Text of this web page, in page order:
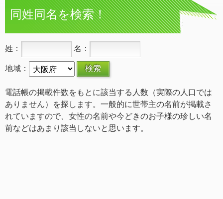
同姓同名を検索！
姓： 名：
地域：
電話帳の掲載件数をもとに該当する人数（実際の人口では
ありません）を探します。一般的に世帯主の名前が掲載さ
れていますので、女性の名前や今どきのお子様の珍しい名
前などはあまり該当しないと思います。